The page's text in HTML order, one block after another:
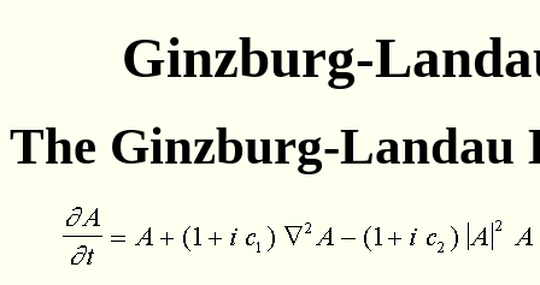
Ginzburg-
The Ginzburg-Landau